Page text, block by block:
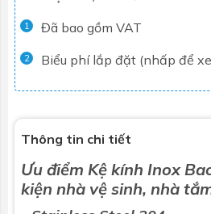
1 Đã bao gồm VAT
2 Biểu phí lắp đặt (nhấp để
Thông tin chi tiết
Ưu điểm Kệ kính Inox
kiện nhà vệ sinh, nhà